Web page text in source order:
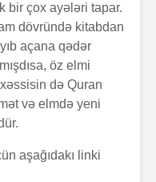
bir çox ayələri tapar.
dövründə kitabdan
açana qədər
öz elmi
də Quran
və elmdə yeni
aşağıdakı linki